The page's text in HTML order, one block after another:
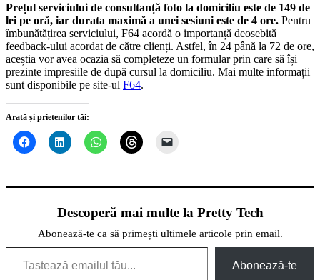
Prețul serviciului de consultanță foto la domiciliu este de 149 de
lei pe oră, iar durata maximă a unei sesiuni este de 4 ore. Pentru
îmbunătățirea serviciului, F64 acordă o importanță deosebită
feedback-ului acordat de către clienți. Astfel, în 24 până la 72 de ore,
aceștia vor avea ocazia să completeze un formular prin care să își
prezinte impresiile de după cursul la domiciliu. Mai multe informații
sunt disponibile pe site-ul F64.
Arată și prietenilor tăi:
Descoperă mai multe la Pretty Tech
Abonează-te ca să primești ultimele articole prin email.
Tastează emailul tău...
Abonează-te